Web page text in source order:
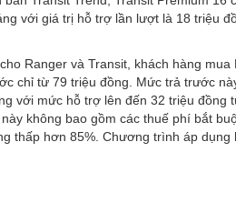
với giá trị hỗ trợ lần lượt là 18 triệu
Ranger và Transit, khách hàng mua
chỉ từ 79 triệu đồng. Mức trả trước
với mức hỗ trợ lên đến 32 triệu đồng
không bao gồm các thuế phí bắt
thấp hơn 85%. Chương trình áp dụng